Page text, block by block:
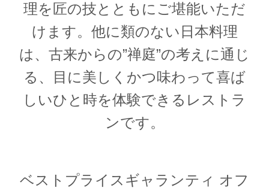
理を匠の技とともにご堪能いただ
けます。他に類のない日本料理
は、古来からの”禅庭”の考えに通じ
る、目に美しくかつ味わって喜ば
しいひと時を体験できるレストラ
ンです。
ベストプライスギャランティ オフ